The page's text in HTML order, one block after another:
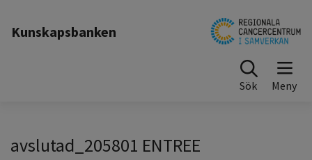
Kunskapsbanken
Sök
avslutad_205801 ENTREE